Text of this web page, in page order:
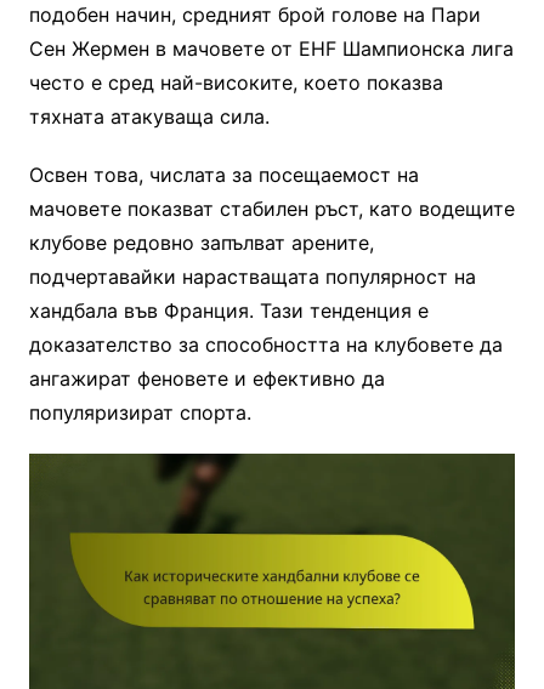
подобен начин, средният брой голове на Пари
Сен Жермен в мачовете от EHF Шампионска лига
често е сред най-високите, което показва
тяхната атакуваща сила.
Освен това, числата за посещаемост на
мачовете показват стабилен ръст, като водещите
клубове редовно запълват арените,
подчертавайки нарастващата популярност на
хандбала във Франция. Тази тенденция е
доказателство за способността на клубовете да
ангажират феновете и ефективно да
популяризират спорта.